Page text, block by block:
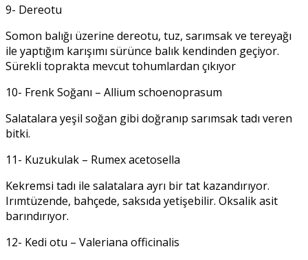
9- Dereotu
Somon balığı üzerine dereotu, tuz, sarımsak ve tereyağı
ile yaptığım karışımı sürünce balık kendinden geçiyor.
Sürekli toprakta mevcut tohumlardan çıkıyor
10- Frenk Soğanı – Allium schoenoprasum
Salatalara yeşil soğan gibi doğranıp sarımsak tadı veren
bitki.
11- Kuzukulak – Rumex acetosella
Kekremsi tadı ile salatalara ayrı bir tat kazandırıyor.
Irımtüzende, bahçede, saksıda yetişebilir. Oksalik asit
barındırıyor.
12- Kedi otu – Valeriana officinalis